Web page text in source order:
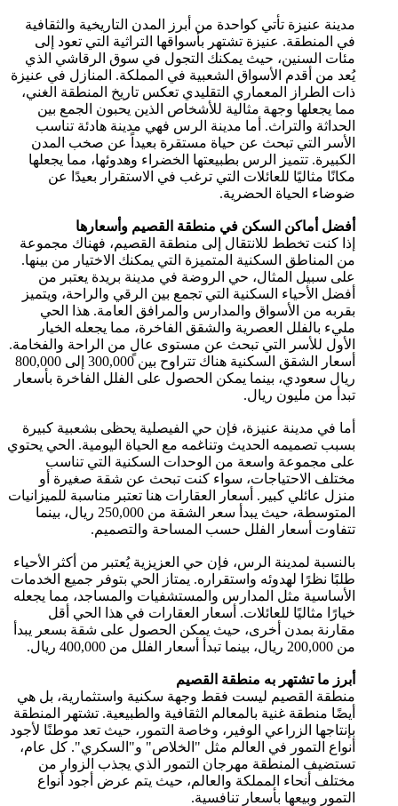
مدينة عنيزة تأتي كواحدة من أبرز المدن التاريخية والثقافية
في المنطقة. عنيزة تشتهر بأسواقها التراثية التي تعود إلى
مئات السنين، حيث يمكنك التجول في سوق الرقاشي الذي
يُعد من أقدم الأسواق الشعبية في المملكة. المنازل في عنيزة
ذات الطراز المعماري التقليدي تعكس تاريخ المنطقة الغني،
مما يجعلها وجهة مثالية للأشخاص الذين يحبون الجمع بين
الحداثة والتراث. أما مدينة الرس فهي مدينة هادئة تناسب
الأسر التي تبحث عن حياة مستقرة بعيداً عن صخب المدن
الكبيرة. تتميز الرس بطبيعتها الخضراء وهدوئها، مما يجعلها
مكانًا مثاليًا للعائلات التي ترغب في الاستقرار بعيدًا عن
ضوضاء الحياة الحضرية.
أفضل أماكن السكن في منطقة القصيم وأسعارها
إذا كنت تخطط للانتقال إلى منطقة القصيم، فهناك مجموعة
من المناطق السكنية المتميزة التي يمكنك الاختيار من بينها.
على سبيل المثال، حي الروضة في مدينة بريدة يعتبر من
أفضل الأحياء السكنية التي تجمع بين الرقي والراحة، ويتميز
بقربه من الأسواق والمدارس والمرافق العامة. هذا الحي
مليء بالفلل العصرية والشقق الفاخرة، مما يجعله الخيار
الأول للأسر التي تبحث عن مستوى عالٍ من الراحة والفخامة.
أسعار الشقق السكنية هناك تتراوح بين 300,000 إلى 800,000
ريال سعودي، بينما يمكن الحصول على الفلل الفاخرة بأسعار
تبدأ من مليون ريال.
أما في مدينة عنيزة، فإن حي الفيصلية يحظى بشعبية كبيرة
بسبب تصميمه الحديث وتناغمه مع الحياة اليومية. الحي يحتوي
على مجموعة واسعة من الوحدات السكنية التي تناسب
مختلف الاحتياجات، سواء كنت تبحث عن شقة صغيرة أو
منزل عائلي كبير. أسعار العقارات هنا تعتبر مناسبة للميزانيات
المتوسطة، حيث يبدأ سعر الشقة من 250,000 ريال، بينما
تتفاوت أسعار الفلل حسب المساحة والتصميم.
بالنسبة لمدينة الرس، فإن حي العزيزية يُعتبر من أكثر الأحياء
طلبًا نظرًا لهدوئه واستقراره. يمتاز الحي بتوفر جميع الخدمات
الأساسية مثل المدارس والمستشفيات والمساجد، مما يجعله
خيارًا مثاليًا للعائلات. أسعار العقارات في هذا الحي أقل
مقارنة بمدن أخرى، حيث يمكن الحصول على شقة بسعر يبدأ
من 200,000 ريال، بينما تبدأ أسعار الفلل من 400,000 ريال.
أبرز ما تشتهر به منطقة القصيم
منطقة القصيم ليست فقط وجهة سكنية واستثمارية، بل هي
أيضًا منطقة غنية بالمعالم الثقافية والطبيعية. تشتهر المنطقة
بإنتاجها الزراعي الوفير، وخاصة التمور، حيث تعد موطنًا لأجود
أنواع التمور في العالم مثل "الخلاص" و"السكري". كل عام،
تستضيف المنطقة مهرجان التمور الذي يجذب الزوار من
مختلف أنحاء المملكة والعالم، حيث يتم عرض أجود أنواع
التمور وبيعها بأسعار تنافسية.